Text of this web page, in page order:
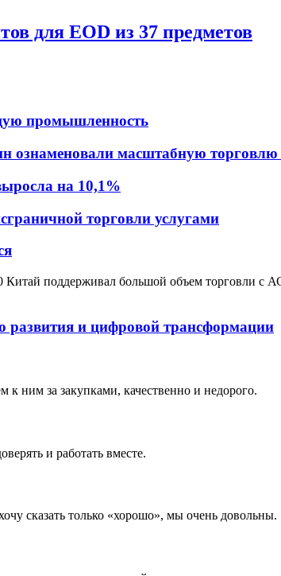
для EOD из 37 предметов
промышленность
ознаменовали масштабную
на 10,1%
торговли услугами
поддерживал большой объем торговли с
развития и цифровой трансформации
к ним за закупками, качественно и недорого.
и работать вместе.
сказать только «хорошо», мы очень довольны.